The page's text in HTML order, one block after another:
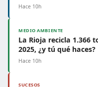
Hace 10h
MEDIO AMBIENTE
La Rioja recicla 1.366
2025, ¿y tú qué haces?
Hace 10h
SUCESOS